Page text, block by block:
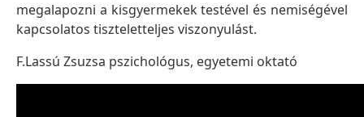
megalapozni a kisgyermekek testével és nemiségével
kapcsolatos tiszteletteljes viszonyulást.
F.Lassú Zsuzsa pszichológus, egyetemi oktató